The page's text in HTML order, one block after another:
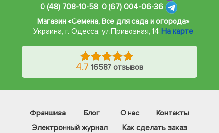
0 (48) 708-10-58, 0 (67) 004-06-36
Магазин «Семена, Все для сада и огорода»
Украина, г. Одесса, ул.Привозная, 14 На карте
4.7 16587 отзывов
Франшиза Блог О нас
Контакты
Электронный журнал
Как сделать заказ